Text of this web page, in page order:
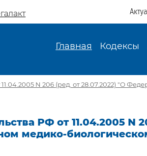
Главная Кодексы
N 206 (ред. от 28.07.2022) "О
РФ от 11.04.2005 N
медико-